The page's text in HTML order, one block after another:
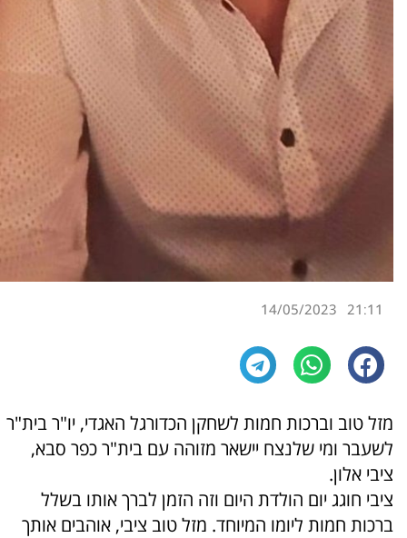
21:11
14/05/2023
מזל טוב וברכות חמות לשחקן הכדורגל האגדי, יו"ר בית"ר
לשעבר ומי שלנצח יישאר מזוהה עם בית"ר כפר סבא,
ציבי אלון.
ציבי חוגג יום הולדת היום וזה הזמן לברך אותו בשלל
ברכות חמות ליומו המיוחד. מזל טוב ציבי, אוהבים אותך